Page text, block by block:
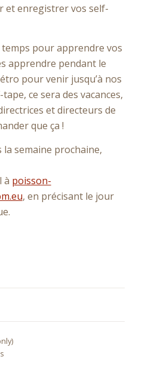
et enregistrer vos self-
temps pour apprendre vos
apprendre pendant le
pour venir jusqu’à nos
ce sera des vacances,
et directeurs de
que ça !
semaine prochaine,
à poisson-
, en précisant le jour